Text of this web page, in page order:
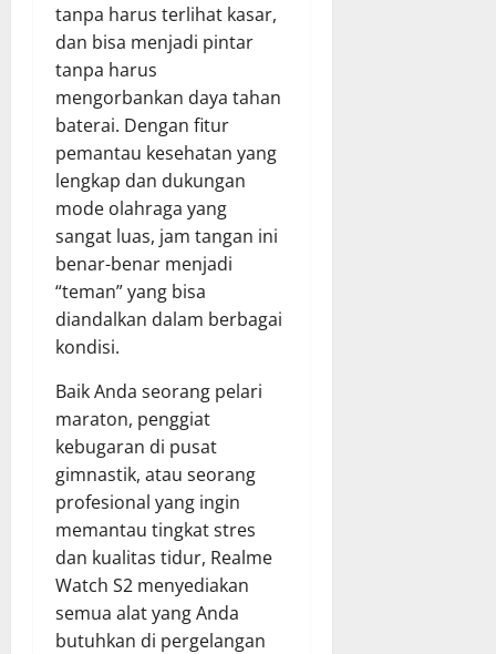
tanpa harus terlihat kasar,
dan bisa menjadi pintar
tanpa harus
mengorbankan daya tahan
baterai. Dengan fitur
pemantau kesehatan yang
lengkap dan dukungan
mode olahraga yang
sangat luas, jam tangan ini
benar-benar menjadi
“teman” yang bisa
diandalkan dalam berbagai
kondisi.
Baik Anda seorang pelari
maraton, penggiat
kebugaran di pusat
gimnastik, atau seorang
profesional yang ingin
memantau tingkat stres
dan kualitas tidur, Realme
Watch S2 menyediakan
semua alat yang Anda
butuhkan di pergelangan